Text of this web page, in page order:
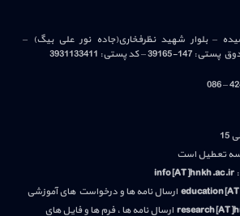
– بلوار شهید نظرفخاری(جاده نور علی بیگ) –
کد پستی: 3931133411
تعطیل است
:
info[AT]hnkh.ac.ir
ارسال نامه ها و درخواست های آموزشی
ارسال نامه ها ، فرم ها و فایل های